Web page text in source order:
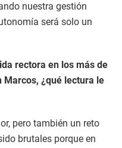
nuestra gestión
será solo un
rectora en los más de
Marcos, ¿qué lectura le
pero también un reto
brutales porque en